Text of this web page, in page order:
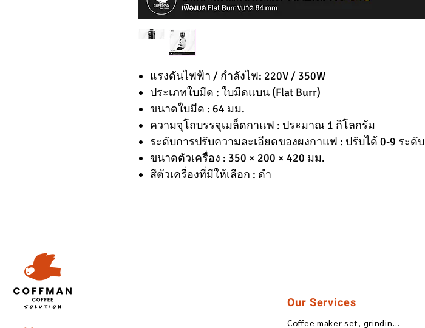
แรงดันไฟฟ้า / กำลังไฟ: 220V / 350W
ประเภทใบมีด : ใบมีดแบน (Flat Burr)
ขนาดใบมีด : 64 มม.
ความจุโถบรรจุเมล็ดกาแฟ : ประมาณ 1 กิโลกรัม
ระดับการปรับความละเอียดของผงกาแฟ : ปรับได้ 0-9 ระดับ
ขนาดตัวเครื่อง : 350 × 200 × 420 มม.
สีตัวเครื่องที่มีให้เลือก : ดำ
Our Services
Coffee maker set, grinding, blending